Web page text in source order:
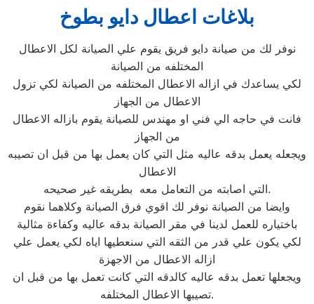
بلاغات اعطال دايو بطوخ
نوفر لك من صيانة دايو فريق يقوم علي الصيانة لكل الاعطال
المختلفه من الصيانة
لكي يساعدك في ازاله الاعطال المختلفه من الصيانة لكي تزول
الاعطال من الجهاز
فانت في حاجه الي فني او مهندس للصيانة يقوم بازاله الاعطال
من الجهاز
ويجعله يعمل بدقه عاليه مثل التي كان يعمل بها من قبل ان تصيبه
الاعطال
التي اصابته من التعامل معه بطريقه غير صحيحه.
وايضا من الصيانة نوفر لك اقوي فرق الصيانة وكلاهما نقوم
باختياره للعمل لدينا في مقر الصيانة بدقه عاليه وكفاءة مثالية
لكي يكون علي قدر من الثقه التي سنعطيها اياه لكي يعمل علي
ازاله الاعطال من الاجهزة
ويجعلها تعمل بدقه عاليه كالدقه التي كانت تعمل بها من قبل ان
تصيبها الاعطال المختلفه.